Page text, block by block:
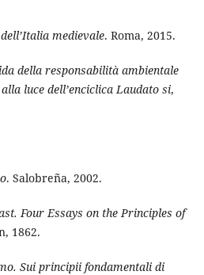
medievale. Roma, 2015.
della responsabilità ambientale
luce dell’enciclica Laudato si,
. Salobreña, 2002.
Four Essays on the Principles of
1862.
Sui principii fondamentali di